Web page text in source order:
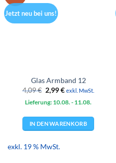
Jetzt neu bei uns!
Glas Armband 12
4,09€ Ursprünglicher
Preis
war:
2,99€Aktueller
ist:
exkl. MwSt.
Lieferung: 10.08. - 11.08.
IN DEN WARENKORB
exkl. 19 % MwSt.